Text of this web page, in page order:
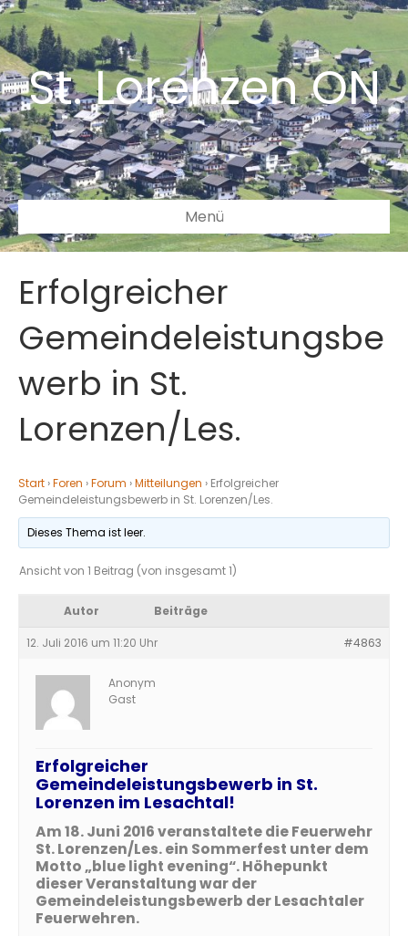
St. Lorenzen ON
Menü
Erfolgreicher
Gemeindeleistungsbe
werb in St.
Lorenzen/Les.
Start ›Foren ›Forum ›Mitteilungen › Erfolgreicher
Gemeindeleistungsbewerb in St. Lorenzen/Les.
Dieses Thema ist leer.
Ansicht von 1 Beitrag (von insgesamt 1)
Autor Beiträge
12. Juli 2016 um 11:20 Uhr #4863
Anonym
Gast
Erfolgreicher
Gemeindeleistungsbewerb in St.
Lorenzen im Lesachtal!
Am 18. Juni 2016 veranstaltete die Feuerwehr
St. Lorenzen/Les. ein Sommerfest unter dem
Motto „blue light evening“. Höhepunkt
dieser Veranstaltung war der
Gemeindeleistungsbewerb der Lesachtaler
Feuerwehren.